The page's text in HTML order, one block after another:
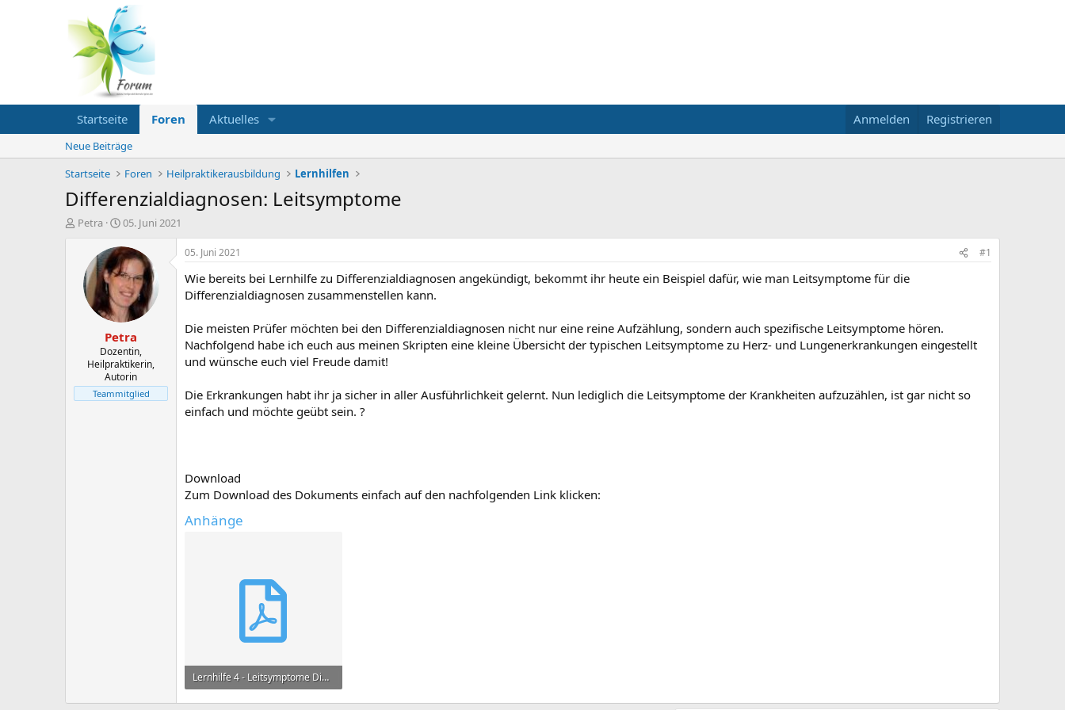
Startseite Foren Aktuelles Anmelden Registrieren
Neue Beiträge
Startseite
Foren Heilpraktikerausbildung Lernhilfen
Differenzialdiagnosen: Leitsymptome
E
Petra
E
s
t
e
l
l
t
a
m
05. Juni 2021
Petra
Dozentin,
Heilpraktikerin,
Autorin
Teammitglied
05. Juni 2021 #1
Wie bereits bei Lernhilfe zu Differenzialdiagnosen angekündigt, bekommt ihr heute ein Beispiel dafür, wie man Leitsymptome für die
Differenzialdiagnosen zusammenstellen kann.
Die meisten Prüfer möchten bei den Differenzialdiagnosen nicht nur eine reine Aufzählung, sondern auch spezifische Leitsymptome hören.
Nachfolgend habe ich euch aus meinen Skripten eine kleine Übersicht der typischen Leitsymptome zu Herz- und Lungenerkrankungen eingestellt
und wünsche euch viel Freude damit!
Die Erkrankungen habt ihr ja sicher in aller Ausführlichkeit gelernt. Nun lediglich die Leitsymptome der Krankheiten aufzuzählen, ist gar nicht so
einfach und möchte geübt sein. ?
Download
Zum Download des Dokuments einfach auf den nachfolgenden Link klicken:
Anhänge
Lernhilfe 4 - Leitsymptome Differenzialdiagnosen.pdf
918 KB · Aufrufe: 780